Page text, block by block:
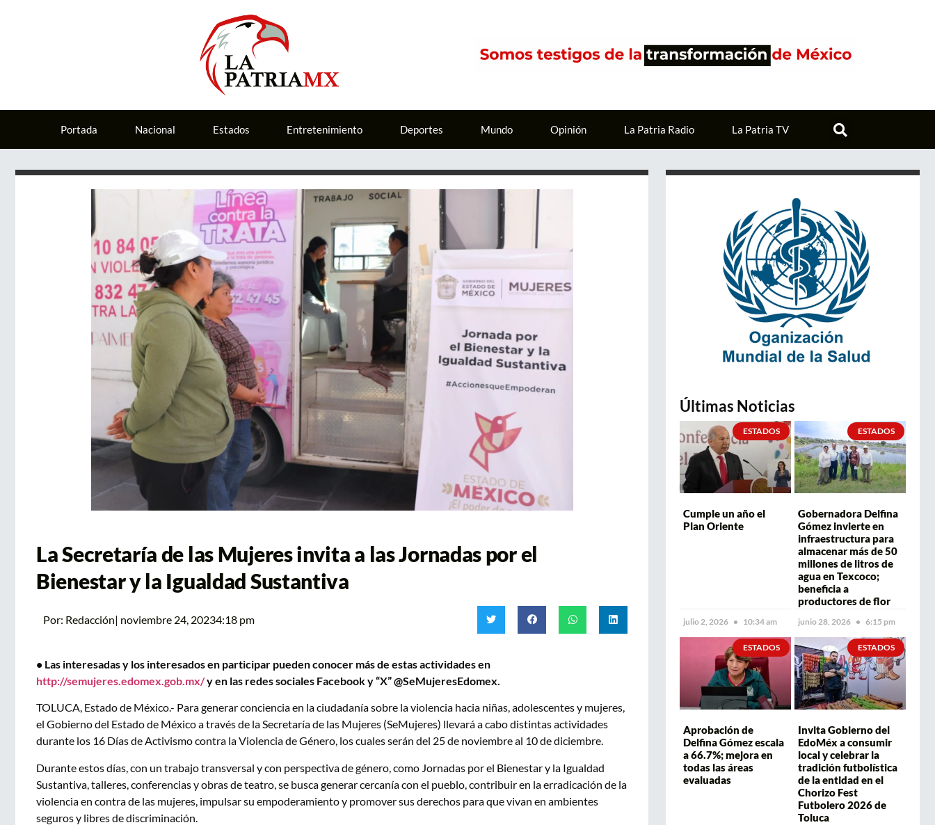
Portada Nacional Estados Entretenimiento Deportes Mundo Opinión La Patria Radio La Patria TV
La Secretaría de las Mujeres invita a las Jornadas por el
Bienestar y la Igualdad Sustantiva
Por: Redacción| noviembre 24, 20234:18 pm
• Las interesadas y los interesados en participar pueden conocer más de estas actividades en
http://semujeres.edomex.gob.mx/y en las redes sociales Facebook y “X” @SeMujeresEdomex.
TOLUCA, Estado de México.- Para generar conciencia en la ciudadanía sobre la violencia hacia niñas, adolescentes y mujeres,
el Gobierno del Estado de México a través de la Secretaría de las Mujeres (SeMujeres) llevará a cabo distintas actividades
durante los 16 Días de Activismo contra la Violencia de Género, los cuales serán del 25 de noviembre al 10 de diciembre.
Durante estos días, con un trabajo transversal y con perspectiva de género, como Jornadas por el Bienestar y la Igualdad
Sustantiva, talleres, conferencias y obras de teatro, se busca generar cercanía con el pueblo, contribuir en la erradicación de la
violencia en contra de las mujeres, impulsar su empoderamiento y promover sus derechos para que vivan en ambientes
seguros y libres de discriminación.
Últimas Noticias
ESTADOS
Cumple un año el
Plan Oriente
julio 2, 2026 10:34 am
ESTADOS
Gobernadora Delfina
Gómez invierte en
infraestructura para
almacenar más de 50
millones de litros de
agua en Texcoco;
beneficia a
productores de flor
junio 28, 2026 6:15 pm
ESTADOS
Aprobación de
Delfina Gómez escala
a 66.7%; mejora en
todas las áreas
evaluadas
ESTADOS
Invita Gobierno del
EdoMéx a consumir
local y celebrar la
tradición futbolística
de la entidad en el
Chorizo Fest
Futbolero 2026 de
Toluca